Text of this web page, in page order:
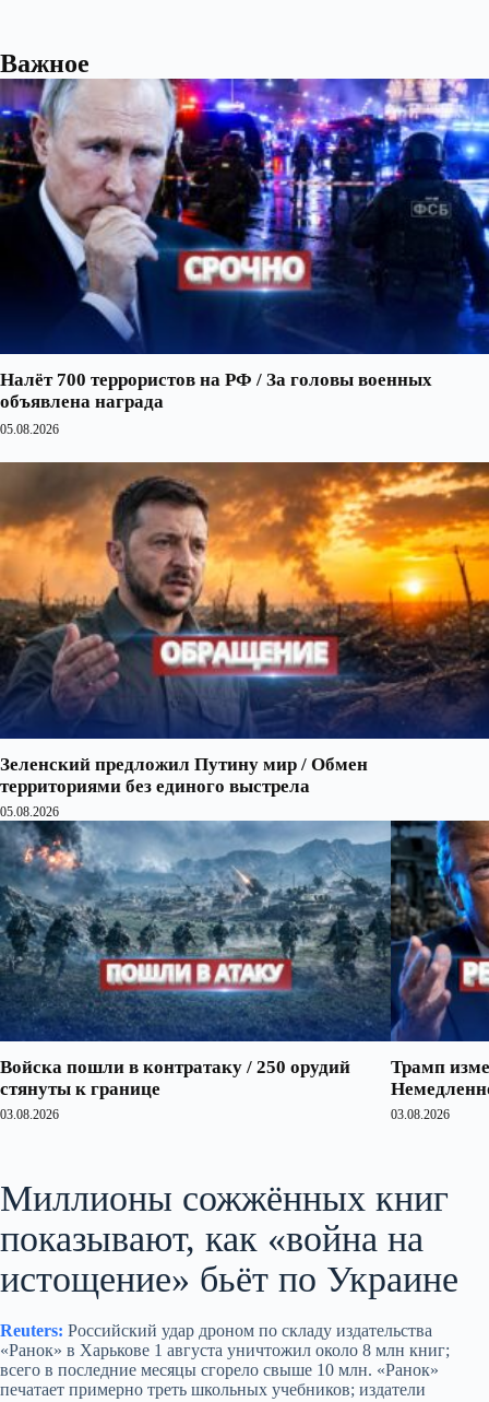
Важное
Налёт 700 террористов на РФ / За головы военных
объявлена награда
05.08.2026
Зеленский предложил Путину мир / Обмен
территориями без единого выстрела
05.08.2026
Войска пошли в контратаку / 250 орудий
стянуты к границе
03.08.2026
Трамп
03.08.2026
Миллионы сожжённых книг
показывают, как «война на
истощение» бьёт по Украине
Reuters: Российский удар дроном по складу издательства
«Ранок» в Харькове 1 августа уничтожил около 8 млн книг;
всего в последние месяцы сгорело свыше 10 млн. «Ранок»
печатает примерно треть школьных учебников; издатели